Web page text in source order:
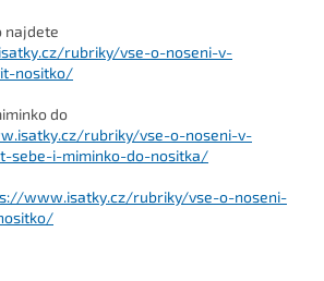
najdete
rubriky/vse-o-noseni-v-
nositko/
do
rubriky/vse-o-noseni-v-
sebe-i-miminko-do-nositka/
www.isatky.cz/rubriky/vse-o-noseni-